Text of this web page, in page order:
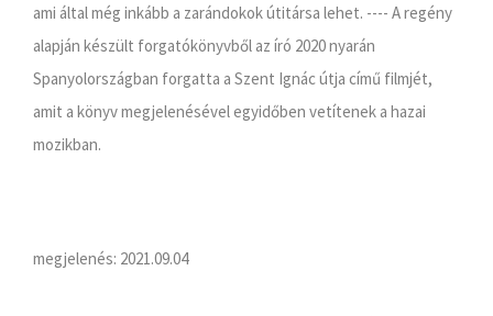
ami által még inkább a zarándokok útitársa lehet. ---- A regény
alapján készült forgatókönyvből az író 2020 nyarán
Spanyolországban forgatta a Szent Ignác útja című filmjét,
amit a könyv megjelenésével egyidőben vetítenek a hazai
mozikban.
megjelenés: 2021.09.04